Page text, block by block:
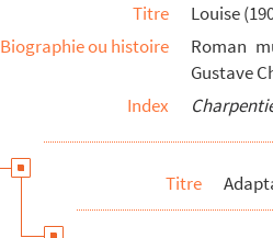
Titre
Louise
Biographie ou histoire
Roman
Gustave
Index
Titre